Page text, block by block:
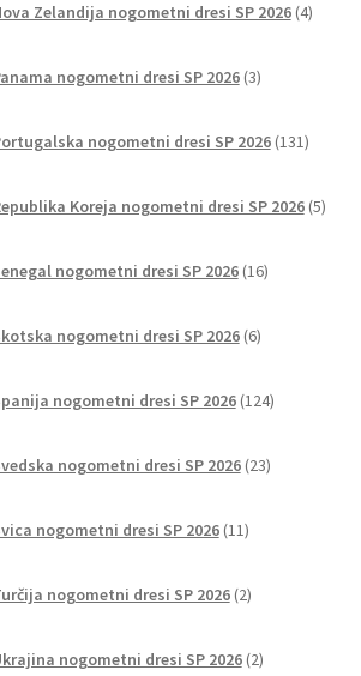
Zelandija nogometni dresi SP 2026 4izdelki
nogometni dresi SP 2026 3izdelki
nogometni dresi SP 2026 131
Koreja nogometni dresi SP 2026 5
nogometni dresi SP 2026 16izdelkov
nogometni dresi SP 2026 6izdelkov
nogometni dresi SP 2026 124izdelkov
nogometni dresi SP 2026 23izdelkov
nogometni dresi SP 2026 11izdelkov
nogometni dresi SP 2026 2izdelka
nogometni dresi SP 2026 2izdelka